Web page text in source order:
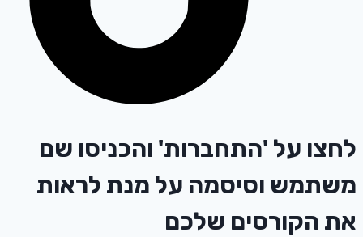
לחצו על 'התחברות' והכניסו שם
משתמש וסיסמה על מנת לראות
את הקורסים שלכם